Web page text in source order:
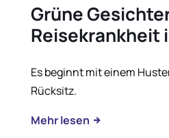
Grüne
Reisekrankheit
Es beginnt mit einem
Rücksitz.
Mehr lesen